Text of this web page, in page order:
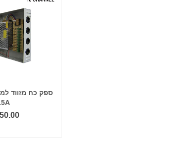
ספק כח מזווד